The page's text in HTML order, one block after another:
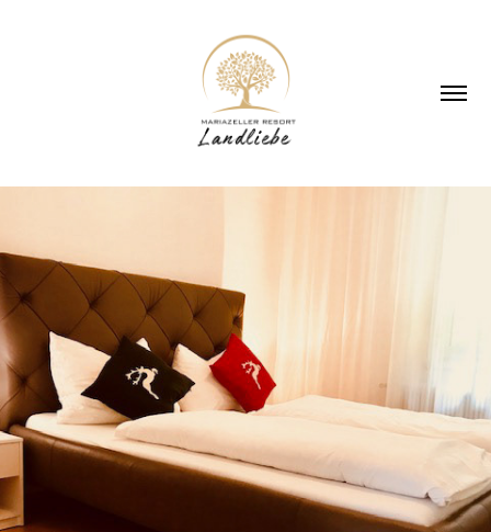
Superior Apartments